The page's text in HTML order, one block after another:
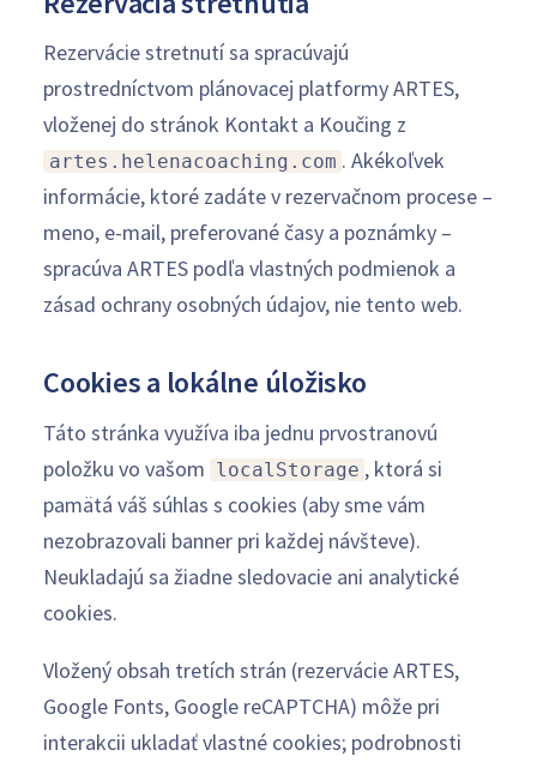
Rezervácie stretnutí sa spracúvajú
prostredníctvom plánovacej platformy ARTES,
vloženej do stránok Kontakt a Koučing z
artes.helenacoaching.com . Akékoľvek
informácie, ktoré zadáte v rezervačnom procese –
meno, e-mail, preferované časy a poznámky –
spracúva ARTES podľa vlastných podmienok a
zásad ochrany osobných údajov, nie tento web.
Cookies a lokálne úložisko
Táto stránka využíva iba jednu prvostranovú
položku vo vašom localStorage , ktorá si
pamätá váš súhlas s cookies (aby sme vám
nezobrazovali banner pri každej návšteve).
Neukladajú sa žiadne sledovacie ani analytické
cookies.
Vložený obsah tretích strán (rezervácie ARTES,
Google Fonts, Google reCAPTCHA) môže pri
interakcii ukladať vlastné cookies; podrobnosti